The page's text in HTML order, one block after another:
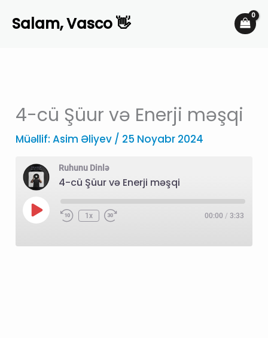
Salam, Vasco 👋
4-cü Şüur və Enerji məşqi
Müəllif:Asim Əliyev / 25 Noyabr 2024
Ruhunu Dinlə
4-cü Şüur və Enerji məşqi
Play
Episode
1x 00:00 / 3:33